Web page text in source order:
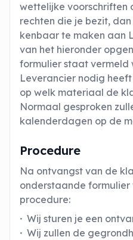
wettelijke voorschriften
rechten die je bezit,
kenbaar te maken aan
van het hieronder
formulier staat vermeld
Leverancier nodig
op welk materiaal de
Normaal gesproken
kalenderdagen op de
Procedure
Na ontvangst van de
onderstaande
procedure:
Wij sturen je een
Wij zullen de